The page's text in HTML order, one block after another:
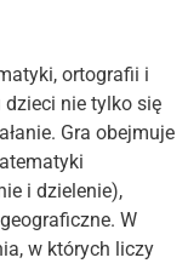
ortografii i
nie tylko się
Gra obejmuje
i dzielenie),
W
w których liczy